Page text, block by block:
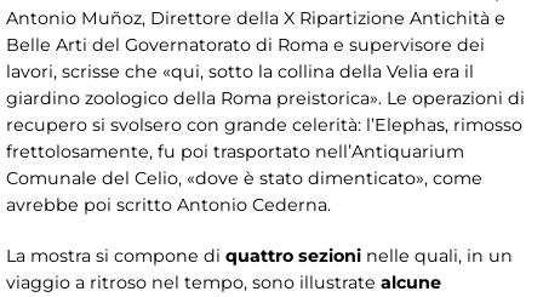
Antonio Muñoz, Direttore della X Ripartizione Antichità e
Belle Arti del Governatorato di Roma e supervisore dei
lavori, scrisse che «qui, sotto la collina della Velia era il
giardino zoologico della Roma preistorica». Le operazioni di
recupero si svolsero con grande celerità: l’Elephas, rimosso
frettolosamente, fu poi trasportato nell’Antiquarium
Comunale del Celio, «dove è stato dimenticato», come
avrebbe poi scritto Antonio Cederna.
La mostra si compone di quattro sezioni nelle quali, in un
viaggio a ritroso nel tempo, sono illustrate alcune